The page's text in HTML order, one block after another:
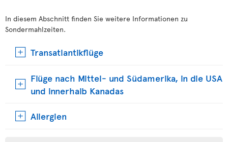
In diesem Abschnitt finden Sie weitere Informationen zu
Sondermahlzeiten.
Transatlantikflüge
Flüge nach Mittel- und Südamerika, in die USA
und innerhalb Kanadas
Allergien